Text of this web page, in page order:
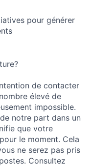
pour générer
de contacter
élevé de
impossible.
notre part dans un
que votre
le moment. Cela
ne serez pas pris
Consultez